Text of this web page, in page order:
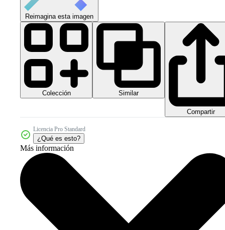
Reimagina esta imagen
Colección Similar
Compartir
Licencia Pro Standard
¿Qué es esto?
Más información